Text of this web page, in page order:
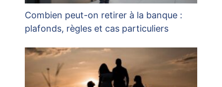
Combien peut-on retirer à la banque :
plafonds, règles et cas particuliers